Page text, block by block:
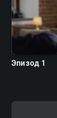
Эпизод 1